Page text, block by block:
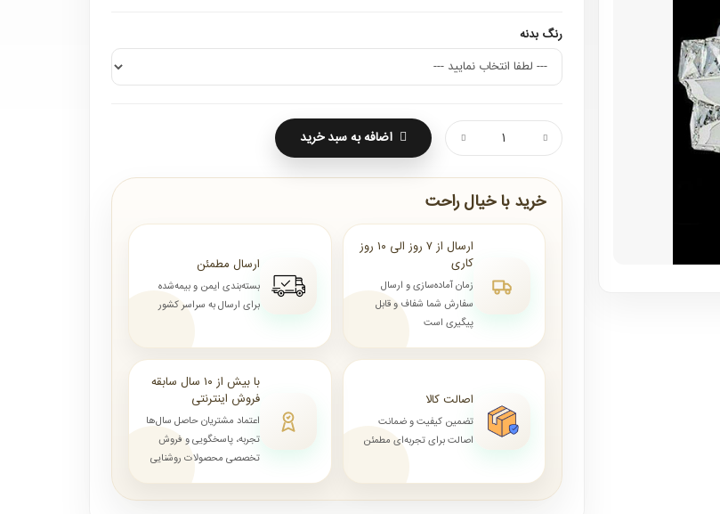
رنگ بدنه
اضافه به سبد خرید
خرید با خیال راحت
ارسال از ۷ روز الی ۱۰ روز
کاری
زمان آماده‌سازی و ارسال
سفارش شما شفاف و قابل
پیگیری است
ارسال مطمئن
بسته‌بندی ایمن و بیمه‌شده
برای ارسال به سراسر کشور
اصالت کالا
تضمین کیفیت و ضمانت
اصالت برای تجربه‌ای مطمئن
با بیش از ۱۰ سال سابقه
فروش اینترنتی
اعتماد مشتریان حاصل سال‌ها
تجربه، پاسخگویی و فروش
تخصصی محصولات روشنایی